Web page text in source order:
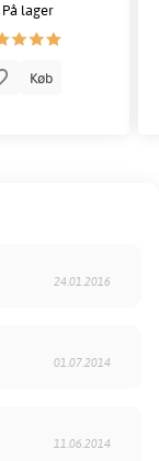
På lager
Køb
24.01.2016
01.07.2014
11.06.2014